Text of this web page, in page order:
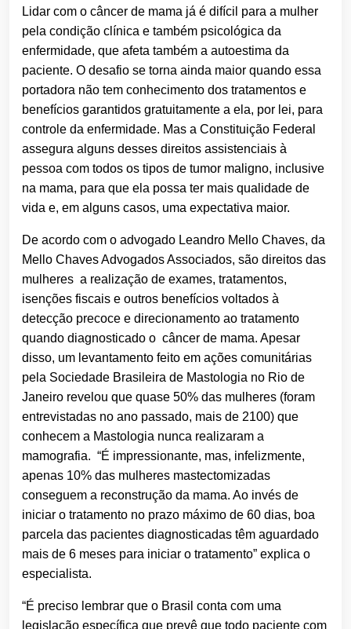
Lidar com o câncer de mama já é difícil para a mulher
pela condição clínica e também psicológica da
enfermidade, que afeta também a autoestima da
paciente. O desafio se torna ainda maior quando essa
portadora não tem conhecimento dos tratamentos e
benefícios garantidos gratuitamente a ela, por lei, para
controle da enfermidade. Mas a Constituição Federal
assegura alguns desses direitos assistenciais à
pessoa com todos os tipos de tumor maligno, inclusive
na mama, para que ela possa ter mais qualidade de
vida e, em alguns casos, uma expectativa maior.
De acordo com o advogado Leandro Mello Chaves, da
Mello Chaves Advogados Associados, são direitos das
mulheres a realização de exames, tratamentos,
isenções fiscais e outros benefícios voltados à
detecção precoce e direcionamento ao tratamento
quando diagnosticado o câncer de mama. Apesar
disso, um levantamento feito em ações comunitárias
pela Sociedade Brasileira de Mastologia no Rio de
Janeiro revelou que quase 50% das mulheres (foram
entrevistadas no ano passado, mais de 2100) que
conhecem a Mastologia nunca realizaram a
mamografia. “É impressionante, mas, infelizmente,
apenas 10% das mulheres mastectomizadas
conseguem a reconstrução da mama. Ao invés de
iniciar o tratamento no prazo máximo de 60 dias, boa
parcela das pacientes diagnosticadas têm aguardado
mais de 6 meses para iniciar o tratamento” explica o
especialista.
“É preciso lembrar que o Brasil conta com uma
legislação específica que prevê que todo paciente com